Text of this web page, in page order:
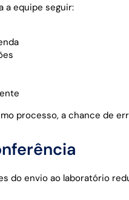
a equipe seguir:
processo, a chance de
do envio ao laboratório